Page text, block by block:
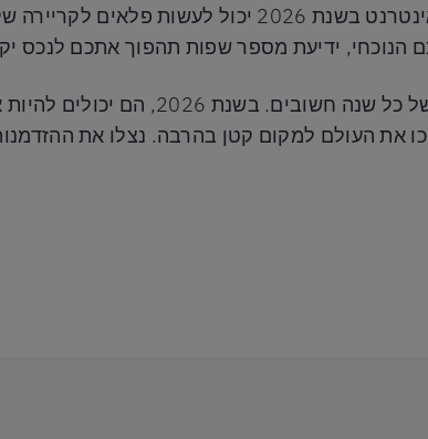
לימוד שפה חדשה באינטרנט בשנת 2026
הנוכחי, ידיעת מספר שפות תהפוך אתכם לנכס
החודשים הראשונים של כל
את העולם למקום קטן בהרבה. נצלו את